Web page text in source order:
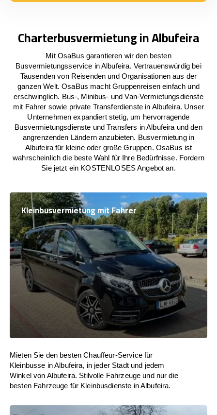
Charterbusvermietung in Albufeira
Mit OsaBus garantieren wir den besten
Busvermietungsservice in Albufeira. Vertrauenswürdig bei
Tausenden von Reisenden und Organisationen aus der
ganzen Welt. OsaBus macht Gruppenreisen einfach und
erschwinglich. Bus-, Minibus- und Van-Vermietungsdienste
mit Fahrer sowie private Transferdienste in Albufeira. Unser
Unternehmen expandiert stetig, um hervorragende
Busvermietungsdienste und Transfers in Albufeira und den
angrenzenden Ländern anzubieten. Busvermietung in
Albufeira für kleine oder große Gruppen. OsaBus ist
wahrscheinlich die beste Wahl für Ihre Bedürfnisse. Fordern
Sie jetzt ein KOSTENLOSES Angebot an.
Kleinbusvermietung mit Fahrer
Mieten Sie den besten Chauffeur-Service für
Kleinbusse in Albufeira, in jeder Stadt und jedem
Winkel von Albufeira. Stilvolle Fahrzeuge und nur die
besten Fahrzeuge für Kleinbusdienste in Albufeira.